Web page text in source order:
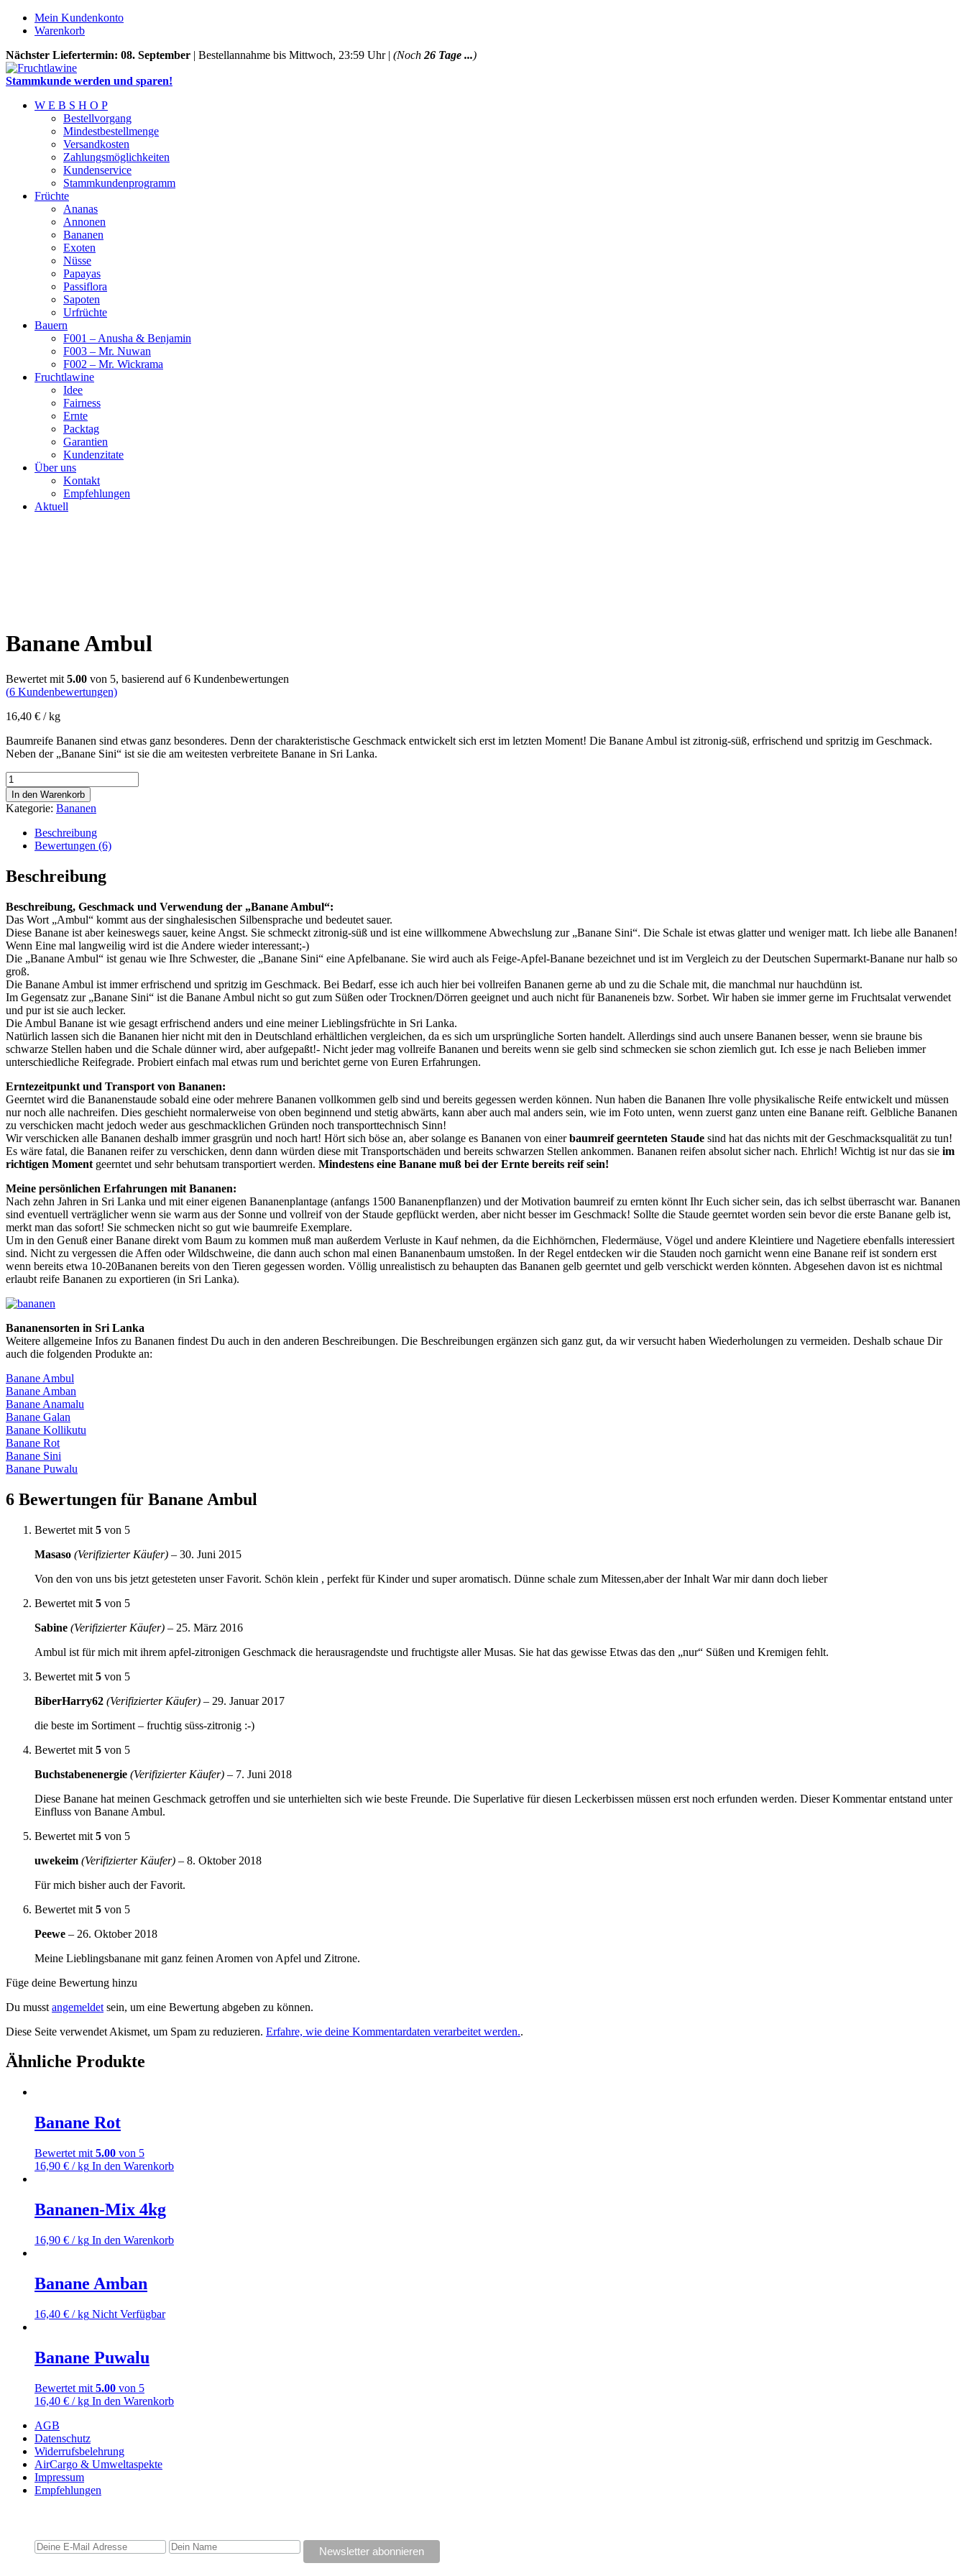
Mein Kundenkonto
Warenkorb
Nächster Liefertermin: 08. September | Bestellannahme bis Mittwoch, 23:59 Uhr | (Noch 26 Tage ...)
Stammkunde werden und sparen!
W E B S H O P
Bestellvorgang
Mindestbestellmenge
Versandkosten
Zahlungsmöglichkeiten
Kundenservice
Stammkundenprogramm
Früchte
Ananas
Annonen
Bananen
Exoten
Nüsse
Papayas
Passiflora
Sapoten
Urfrüchte
Bauern
F001 – Anusha & Benjamin
F003 – Mr. Nuwan
F002 – Mr. Wickrama
Fruchtlawine
Idee
Fairness
Ernte
Packtag
Garantien
Kundenzitate
Über uns
Kontakt
Empfehlungen
Aktuell
Banane Ambul
Bewertet mit 5.00 von 5, basierend auf6 Kundenbewertungen
(6 Kundenbewertungen)
16,40 € / kg
Baumreife Bananen sind etwas ganz besonderes. Denn der charakteristische Geschmack entwickelt sich erst im letzten Moment! Die Banane Ambul ist zitronig-süß, erfrischend und spritzig im Geschmack.
Neben der „Banane Sini“ ist sie die am weitesten verbreitete Banane in Sri Lanka.
Banane
Ambul
Menge
In den Warenkorb
Kategorie: Bananen
Beschreibung
Bewertungen (6)
Beschreibung
Beschreibung, Geschmack und Verwendung der „Banane Ambul“:
Das Wort „Ambul“ kommt aus der singhalesischen Silbensprache und bedeutet sauer.
Diese Banane ist aber keineswegs sauer, keine Angst. Sie schmeckt zitronig-süß und ist eine willkommene Abwechslung zur „Banane Sini“. Die Schale ist etwas glatter und weniger matt. Ich liebe alle Bananen!
Wenn Eine mal langweilig wird ist die Andere wieder interessant;-)
Die „Banane Ambul“ ist genau wie Ihre Schwester, die „Banane Sini“ eine Apfelbanane. Sie wird auch als Feige-Apfel-Banane bezeichnet und ist im Vergleich zu der Deutschen Supermarkt-Banane nur halb so
groß.
Die Banane Ambul ist immer erfrischend und spritzig im Geschmack. Bei Bedarf, esse ich auch hier bei vollreifen Bananen gerne ab und zu die Schale mit, die manchmal nur hauchdünn ist.
Im Gegensatz zur „Banane Sini“ ist die Banane Ambul nicht so gut zum Süßen oder Trocknen/Dörren geeignet und auch nicht für Bananeneis bzw. Sorbet. Wir haben sie immer gerne im Fruchtsalat verwendet
und pur ist sie auch lecker.
Die Ambul Banane ist wie gesagt erfrischend anders und eine meiner Lieblingsfrüchte in Sri Lanka.
Natürlich lassen sich die Bananen hier nicht mit den in Deutschland erhältlichen vergleichen, da es sich um ursprüngliche Sorten handelt. Allerdings sind auch unsere Bananen besser, wenn sie braune bis
schwarze Stellen haben und die Schale dünner wird, aber aufgepaßt!- Nicht jeder mag vollreife Bananen und bereits wenn sie gelb sind schmecken sie schon ziemlich gut. Ich esse je nach Belieben immer
unterschiedliche Reifegrade. Probiert einfach mal etwas rum und berichtet gerne von Euren Erfahrungen.
Erntezeitpunkt und Transport von Bananen:
Geerntet wird die Bananenstaude sobald eine oder mehrere Bananen vollkommen gelb sind und bereits gegessen werden können. Nun haben die Bananen Ihre volle physikalische Reife entwickelt und müssen
nur noch alle nachreifen. Dies geschieht normalerweise von oben beginnend und stetig abwärts, kann aber auch mal anders sein, wie im Foto unten, wenn zuerst ganz unten eine Banane reift. Gelbliche Bananen
zu verschicken macht jedoch weder aus geschmacklichen Gründen noch transporttechnisch Sinn!
Wir verschicken alle Bananen deshalb immer grasgrün und noch hart! Hört sich böse an, aber solange es Bananen von einerbaumreif geernteten Staude sind hat das nichts mit der Geschmacksqualität zu tun!
Es wäre fatal, die Bananen reifer zu verschicken, denn dann würden diese mit Transportschäden und bereits schwarzen Stellen ankommen. Bananen reifen absolut sicher nach. Ehrlich! Wichtig ist nur das sie im
richtigen Moment geerntet und sehr behutsam transportiert werden. Mindestens eine Banane muß bei der Ernte bereits reif sein!
Meine persönlichen Erfahrungen mit Bananen:
Nach zehn Jahren in Sri Lanka und mit einer eigenen Bananenplantage (anfangs 1500 Bananenpflanzen) und der Motivation baumreif zu ernten könnt Ihr Euch sicher sein, das ich selbst überrascht war. Bananen
sind eventuell verträglicher wenn sie warm aus der Sonne und vollreif von der Staude gepflückt werden, aber nicht besser im Geschmack! Sollte die Staude geerntet worden sein bevor die erste Banane gelb ist,
merkt man das sofort! Sie schmecken nicht so gut wie baumreife Exemplare.
Um in den Genuß einer Banane direkt vom Baum zu kommen muß man außerdem Verluste in Kauf nehmen, da die Eichhörnchen, Fledermäuse, Vögel und andere Kleintiere und Nagetiere ebenfalls interessiert
sind. Nicht zu vergessen die Affen oder Wildschweine, die dann auch schon mal einen Bananenbaum umstoßen. In der Regel entdecken wir die Stauden noch garnicht wenn eine Banane reif ist sondern erst
wenn bereits etwa 10-20Bananen bereits von den Tieren gegessen worden. Völlig unrealistisch zu behaupten das Bananen gelb geerntet und gelb verschickt werden könnten. Abgesehen davon ist es nichtmal
erlaubt reife Bananen zu exportieren (in Sri Lanka).
Bananensorten in Sri Lanka
Weitere allgemeine Infos zu Bananen findest Du auch in den anderen Beschreibungen. Die Beschreibungen ergänzen sich ganz gut, da wir versucht haben Wiederholungen zu vermeiden. Deshalb schaue Dir
auch die folgenden Produkte an:
Banane Ambul
Banane Amban
Banane Anamalu
Banane Galan
Banane Kollikutu
Banane Rot
Banane Sini
Banane Puwalu
6 Bewertungen für Banane Ambul
Bewertet mit 5 von 5
Masaso (Verifizierter Käufer) – 30. Juni 2015
Von den von uns bis jetzt getesteten unser Favorit. Schön klein , perfekt für Kinder und super aromatisch. Dünne schale zum Mitessen,aber der Inhalt War mir dann doch lieber
Bewertet mit 5 von 5
Sabine (Verifizierter Käufer) – 25. März 2016
Ambul ist für mich mit ihrem apfel-zitronigen Geschmack die herausragendste und fruchtigste aller Musas. Sie hat das gewisse Etwas das den „nur“ Süßen und Kremigen fehlt.
Bewertet mit 5 von 5
BiberHarry62 (Verifizierter Käufer) – 29. Januar 2017
die beste im Sortiment – fruchtig süss-zitronig :-)
Bewertet mit 5 von 5
Buchstabenenergie (Verifizierter Käufer) – 7. Juni 2018
Diese Banane hat meinen Geschmack getroffen und sie unterhielten sich wie beste Freunde. Die Superlative für diesen Leckerbissen müssen erst noch erfunden werden. Dieser Kommentar entstand unter
Einfluss von Banane Ambul.
Bewertet mit 5 von 5
uwekeim (Verifizierter Käufer) – 8. Oktober 2018
Für mich bisher auch der Favorit.
Bewertet mit 5 von 5
Peewe – 26. Oktober 2018
Meine Lieblingsbanane mit ganz feinen Aromen von Apfel und Zitrone.
Füge deine Bewertung hinzu
Du musst angemeldet sein, um eine Bewertung abgeben zu können.
Diese Seite verwendet Akismet, um Spam zu reduzieren. Erfahre, wie deine Kommentardaten verarbeitet werden..
Ähnliche Produkte
Banane Rot
Bewertet mit 5.00 von 5
16,90 € / kg In den Warenkorb
Bananen-Mix 4kg
16,90 € / kg In den Warenkorb
Banane Amban
16,40 € / kg Nicht Verfügbar
Banane Puwalu
Bewertet mit 5.00 von 5
16,40 € / kg In den Warenkorb
AGB
Datenschutz
Widerrufsbelehrung
AirCargo & Umweltaspekte
Impressum
Empfehlungen